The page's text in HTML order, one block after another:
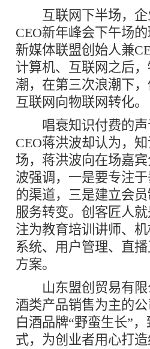
互联网下半场，企
CEO新年峰会下午场
新媒体联盟创始人兼
计算机、互联网之后
潮，在第三次浪潮下
互联网向物联网转化。
唱衰知识付费的声
CEO蒋洪波却认为，
场，蒋洪波向在场嘉
波强调，一是要专注
的渠道，三是建立会
服务转变。创客匠人
注为教育培训讲师、
系统、用户管理、直
方案。
山东盟创贸易有限
酒类产品销售为主的
白酒品牌“野蛮生长”
式，为创业者用心打